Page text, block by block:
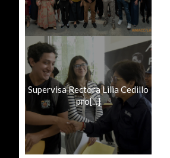
Supervisa Rectora Lilia Cedillo
pro[...]